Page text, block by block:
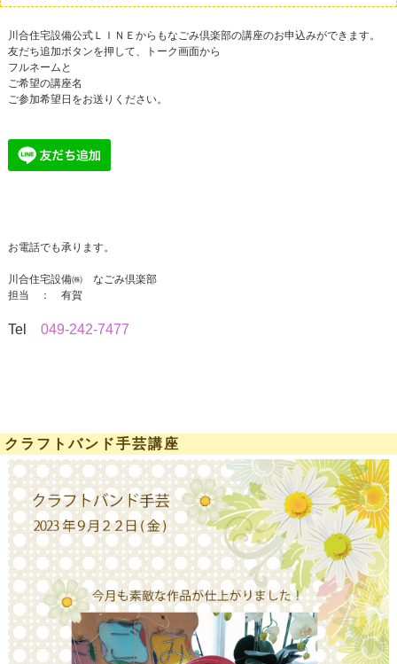
川合住宅設備公式ＬＩＮＥからもなごみ倶楽部の講座のお申込みができます。
友だち追加ボタンを押して、トーク画面から
フルネームと
ご希望の講座名
ご参加希望日をお送りください。
お電話でも承ります。
川合住宅設備㈱ なごみ倶楽部
担当 ： 有賀
Tel 049-242-7477
クラフトバンド手芸講座